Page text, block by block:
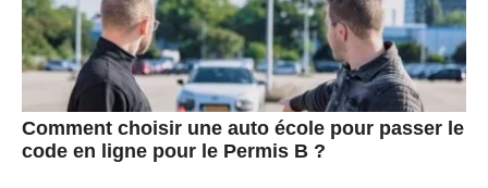
Comment choisir une auto école pour passer le
code en ligne pour le Permis B ?